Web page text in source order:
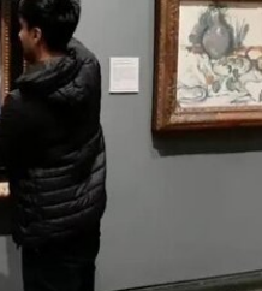
于意大利佛罗伦萨的一
西斯领导人贝尼托·墨索
始剥夺意大利犹太人的
美国，最终定居洛杉
兰的里德学院（Reed
，并与当时的伴侣、观
Morris）搬到旧金